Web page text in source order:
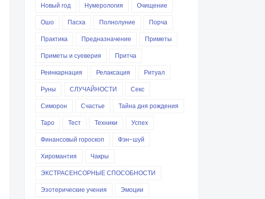
Новый год
Нумерология
Очищение
Ошо
Пасха Полнолуние
Порча
Практика
Предназначение
Приметы
Приметы и суеверия
Притча
Реинкарнация
Релаксация
Ритуал
Руны
СЛУЧАЙНОСТИ
Секс
Симорон
Счастье
Тайна дня рождения
Таро
Тест Техники
Успех
Финансовый гороскоп
Фэн-шуй
Хиромантия
Чакры
ЭКСТРАСЕНСОРНЫЕ СПОСОБНОСТИ
Эзотерические учения
Эмоции